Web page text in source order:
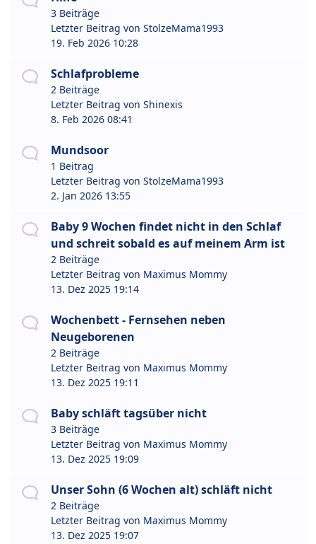
3 Beiträge
Letzter Beitrag von StolzeMama1993
19. Feb 2026 10:28
Schlafprobleme
2 Beiträge
Letzter Beitrag von Shinexis
8. Feb 2026 08:41
Mundsoor
1 Beitrag
Letzter Beitrag von StolzeMama1993
2. Jan 2026 13:55
Baby 9 Wochen findet nicht in den Schlaf
und schreit sobald es auf meinem Arm ist
2 Beiträge
Letzter Beitrag von Maximus Mommy
13. Dez 2025 19:14
Wochenbett - Fernsehen neben
Neugeborenen
2 Beiträge
Letzter Beitrag von Maximus Mommy
13. Dez 2025 19:11
Baby schläft tagsüber nicht
3 Beiträge
Letzter Beitrag von Maximus Mommy
13. Dez 2025 19:09
Unser Sohn (6 Wochen alt) schläft nicht
2 Beiträge
Letzter Beitrag von Maximus Mommy
13. Dez 2025 19:07